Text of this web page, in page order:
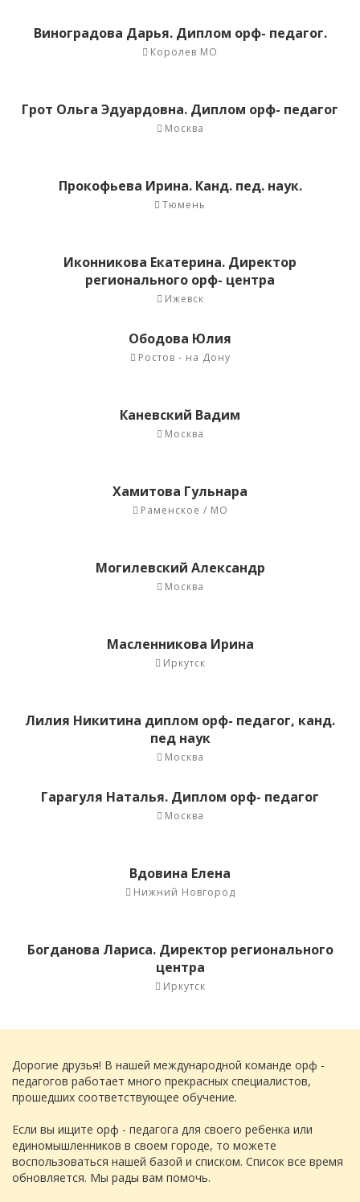
Виноградова Дарья. Диплом орф- педагог.
Королев МО
Грот Ольга Эдуардовна. Диплом орф- педагог
Москва
Прокофьева Ирина. Канд. пед. наук.
Тюмень
Иконникова Екатерина. Директор
регионального орф- центра
Ижевск
Ободова Юлия
Ростов - на Дону
Каневский Вадим
Москва
Хамитова Гульнара
Раменское / МО
Могилевский Александр
Москва
Масленникова Ирина
Иркутск
Лилия Никитина диплом орф- педагог, канд.
пед наук
Москва
Гарагуля Наталья. Диплом орф- педагог
Москва
Вдовина Елена
Нижний Новгород
Богданова Лариса. Директор регионального
центра
Иркутск
Дорогие друзья! В нашей международной команде орф -
педагогов работает много прекрасных специалистов,
прошедших соответствующее обучение.
Если вы ищите орф - педагога для своего ребенка или
единомышленников в своем городе, то можете
воспользоваться нашей базой и списком. Список все время
обновляется. Мы рады вам помочь.